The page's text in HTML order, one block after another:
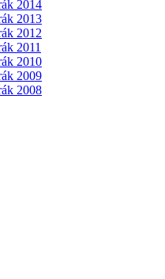
2014
2013
2012
2011
2010
2009
2008